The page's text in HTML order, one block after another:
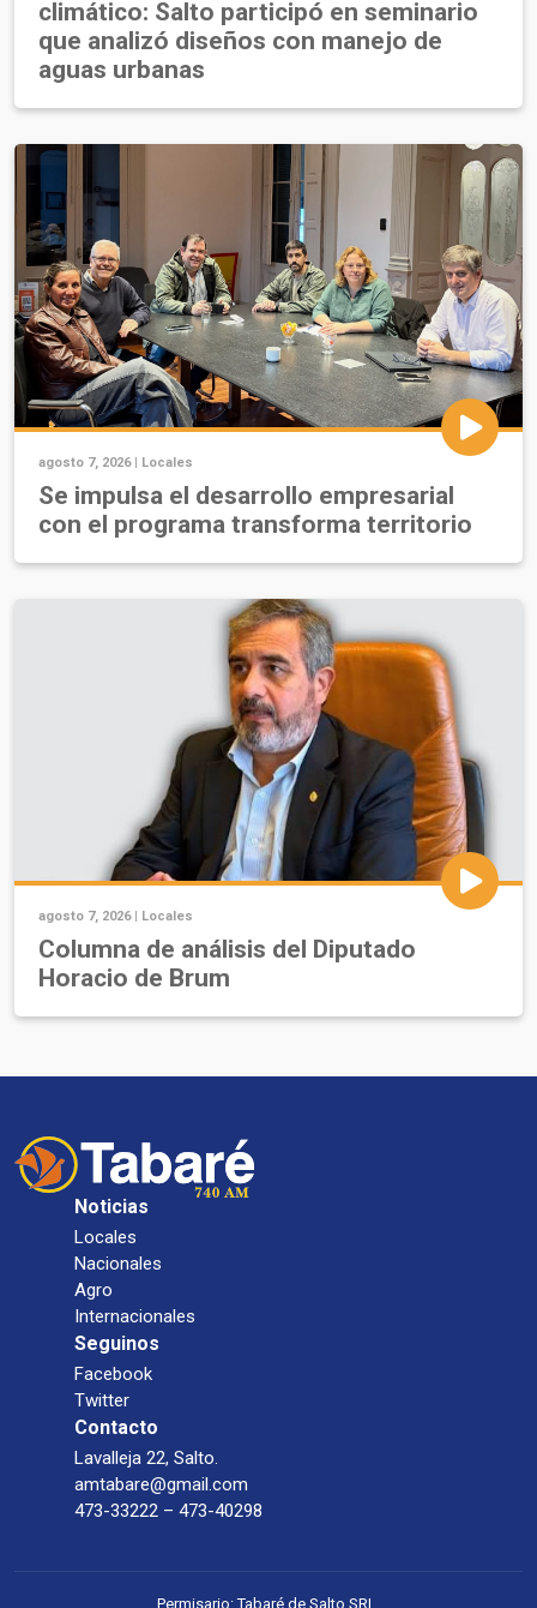
climático: Salto participó en seminario
que analizó diseños con manejo de
aguas urbanas
agosto 7, 2026 | Locales
Se impulsa el desarrollo empresarial
con el programa transforma territorio
agosto 7, 2026 | Locales
Columna de análisis del Diputado
Horacio de Brum
Noticias
Locales
Nacionales
Agro
Internacionales
Seguinos
Facebook
Twitter
Contacto
Lavalleja 22, Salto.
amtabare@gmail.com
473-33222 – 473-40298
Permisario: Tabaré de Salto SRL.